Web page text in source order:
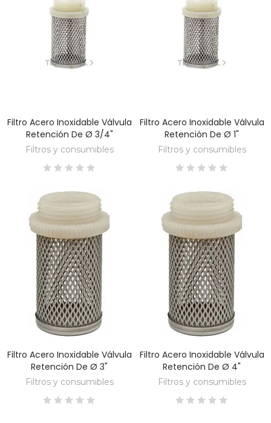
DESCUBRE
Filtro Acero Inoxidable Válvula
Retención De Ø 3/4"
Filtros y consumibles
DESCUBRE
Filtro Acero Inoxidable Válvula
Retención De Ø 1"
Filtros y consumibles
DESCUBRE
Filtro Acero Inoxidable Válvula
Retención De Ø 3"
Filtros y consumibles
DESCUBRE
Filtro Acero Inoxidable Válvula
Retención De Ø 4"
Filtros y consumibles